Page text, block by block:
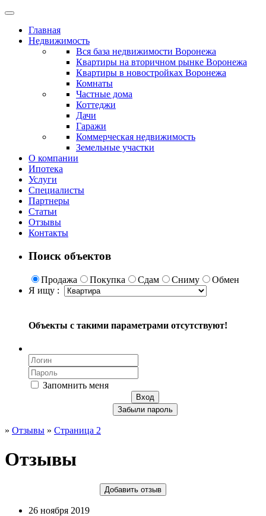
Главная
Недвижимость
Вся база недвижимости Воронежа
Квартиры на вторичном рынке Воронежа
Квартиры в новостройках Воронежа
Комнаты
Частные дома
Коттеджи
Дачи
Гаражи
Коммерческая недвижимость
Земельные участки
О компании
Ипотека
Услуги
Специалисты
Партнеры
Статьи
Отзывы
Контакты
Поиск объектов
Продажа Покупка Сдам Сниму
Обмен
Я ищу :
Объекты с такими параметрами отсутствуют!
Запомнить меня
Вход
Забыли пароль
» Отзывы » Страница 2
Отзывы
Добавить отзыв
26 ноября 2019